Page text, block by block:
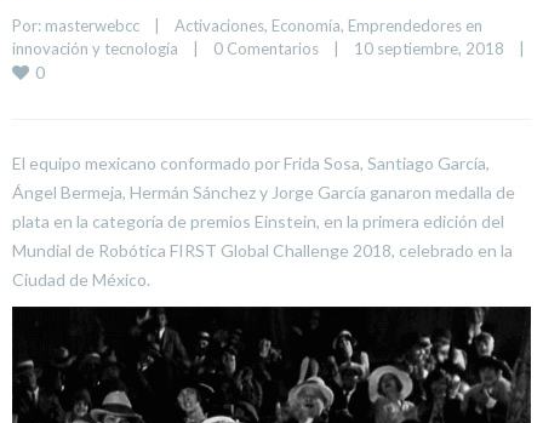
Por: masterwebcc | Activaciones, Economía, Emprendedores en
innovación y tecnología
| 0 Comentarios | 10 septiembre, 2018 |
0
El equipo mexicano conformado por Frida Sosa, Santiago García,
Ángel Bermeja, Hermán Sánchez y Jorge García ganaron medalla de
plata en la categoría de premios Einstein, en la primera edición del
Mundial de Robótica FIRST Global Challenge 2018, celebrado en la
Ciudad de México.